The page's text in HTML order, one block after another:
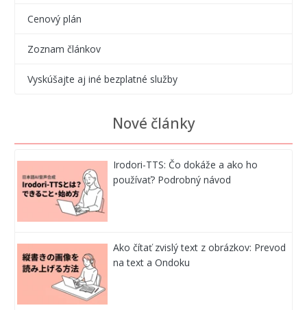
Cenový plán
Zoznam článkov
Vyskúšajte aj iné bezplatné služby
Nové články
Irodori-TTS: Čo dokáže a ako ho
používať? Podrobný návod
Ako čítať zvislý text z obrázkov: Prevod
na text a Ondoku